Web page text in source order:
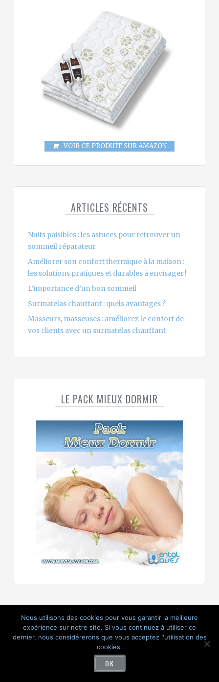
VOIR CE PRODUIT SUR AMAZON
ARTICLES RÉCENTS
Nuits paisibles : les astuces pour retrouver un
sommeil réparateur
Améliorer son confort thermique à la maison :
les solutions pratiques et durables à envisager !
L’importance d’un bon sommeil
Surmatelas chauffant : quels avantages ?
Masseurs, masseuses : améliorez le confort de
vos clients avec un surmatelas chauffant
LE PACK MIEUX DORMIR
Nous utilisons des cookies pour vous garantir la meilleure
expérience sur notre site. Si vous continuez à utiliser ce
dernier, nous considérerons que vous acceptez l'utilisation des
cookies.
OK